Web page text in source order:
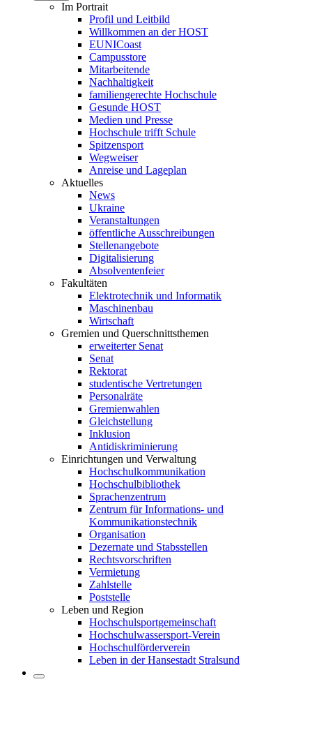
Im Portrait
Profil und Leitbild
Willkommen an der HOST
EUNICoast
Campusstore
Mitarbeitende
Nachhaltigkeit
familiengerechte Hochschule
Gesunde HOST
Medien und Presse
Hochschule trifft Schule
Spitzensport
Wegweiser
Anreise und Lageplan
Aktuelles
News
Ukraine
Veranstaltungen
öffentliche Ausschreibungen
Stellenangebote
Digitalisierung
Absolventenfeier
Fakultäten
Elektrotechnik und Informatik
Maschinenbau
Wirtschaft
Gremien und Querschnittsthemen
erweiterter Senat
Senat
Rektorat
studentische Vertretungen
Personalräte
Gremienwahlen
Gleichstellung
Inklusion
Antidiskriminierung
Einrichtungen und Verwaltung
Hochschulkommunikation
Hochschulbibliothek
Sprachenzentrum
Zentrum für Informations- und
Kommunikationstechnik
Organisation
Dezernate und Stabsstellen
Rechtsvorschriften
Vermietung
Zahlstelle
Poststelle
Leben und Region
Hochschulsportgemeinschaft
Hochschulwassersport-Verein
Hochschulförderverein
Leben in der Hansestadt Stralsund